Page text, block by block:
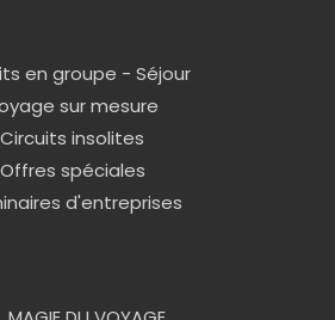
en groupe - Séjour
sur mesure
Circuits insolites
Offres spéciales
d'entreprises